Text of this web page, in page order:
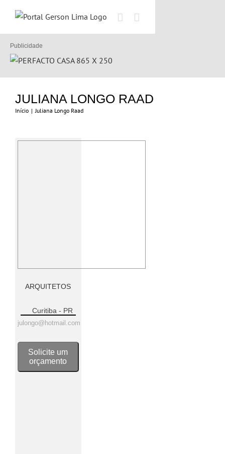
o
conteúdo
Publicidade
JULIANA LONGO RAAD
Início | Juliana Longo Raad
ARQUITETOS
Curitiba - PR
julongo@hotmail.com
Solicite um
orçamento